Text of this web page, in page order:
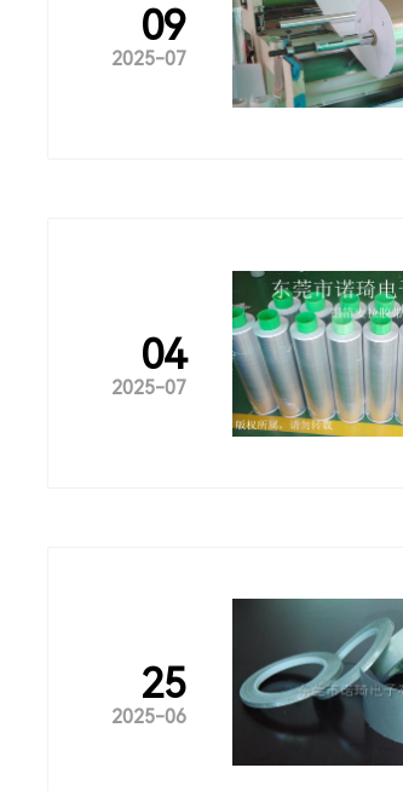
09
2025-07
04
2025-07
25
2025-06